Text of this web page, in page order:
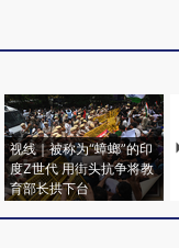
视线｜被称为“蟑螂”的印
度Z世代 用街头抗争将教
育部长拱下台